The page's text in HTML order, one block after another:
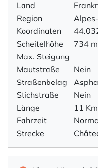
Land
Region
Koordinaten
Scheitelhöhe
734 m
Max. Steigung
Mautstraße
Nein
Straßenbelag
Stichstraße
Nein
Länge
11 Km
Fahrzeit
Strecke